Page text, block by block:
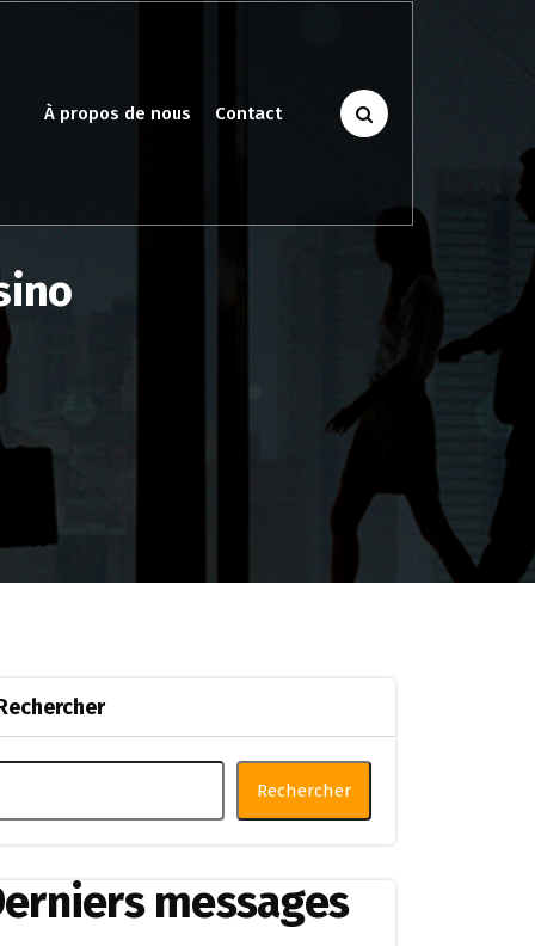
À propos de nous Contact
Rechercher
messages